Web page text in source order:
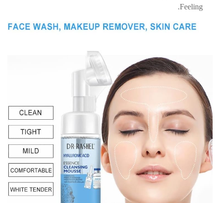
Feeling.